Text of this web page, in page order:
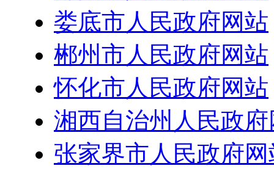
娄底市人民政府网站
郴州市人民政府网站
怀化市人民政府网站
湘西自治州人民政
张家界市人民政府网